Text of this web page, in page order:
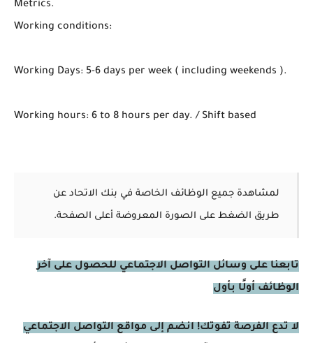
Metrics.
Working conditions:
Working Days: 5-6 days per week ( including weekends ).
Working hours: 6 to 8 hours per day. / Shift based
لمشاهدة جميع الوظائف الخاصة في بنك الاتحاد عن
طريق الضغط على الصورة المعروضة أعلى الصفحة.
تابعنا على وسائل التواصل الاجتماعي للحصول على آخر
الوظائف أولًا بأول
لا تدع الفرصة تفوتك! انضم إلى مواقع التواصل الاجتماعي